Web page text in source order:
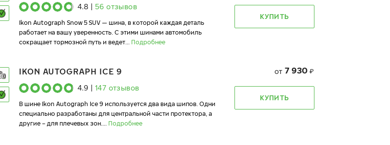
4.8 56 отзывов
Ikon Autograph Snow 5 SUV — шина, в которой каждая деталь
работает на вашу уверенность. С этими шинами автомобиль
сокращает тормозной путь и ведет... Подробнее
КУПИТЬ
IKON AUTOGRAPH ICE 9
4.9 147 отзывов
В шине Ikon Autograph Ice 9 используется два вида шипов. Одни
специально разработаны для центральной части протектора, а
другие – для плечевых зон.... Подробнее
от 7 930 ₽
КУПИТЬ